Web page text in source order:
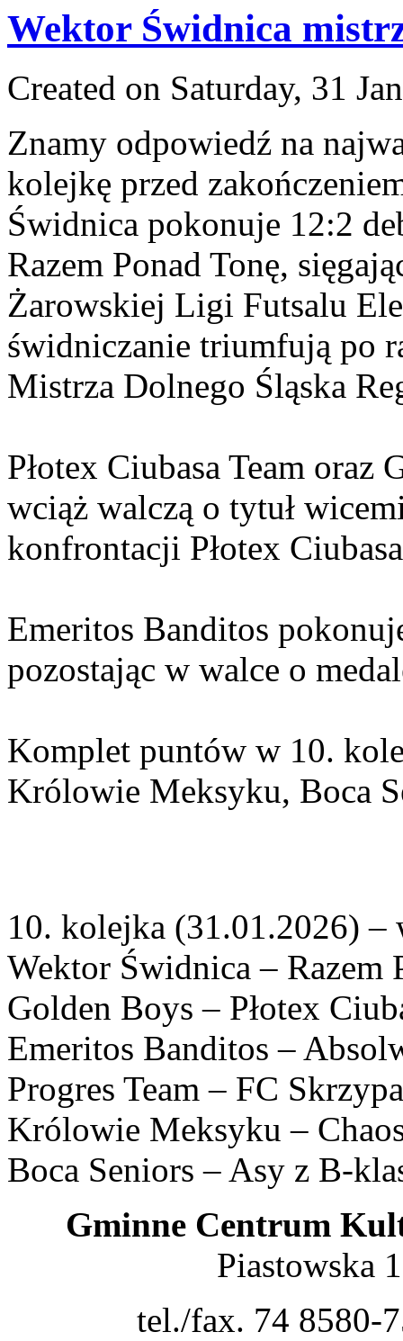
Wektor Świdnica
Created on Saturday, 31
Znamy odpowiedź na
kolejkę przed
Świdnica pokonuje 12:2
Razem Ponad Tonę,
Żarowskiej Ligi Futsalu
świdniczanie triumfują po
Mistrza Dolnego Śląska
Płotex Ciubasa Team
wciąż walczą o tytuł
konfrontacji Płotex
Emeritos Banditos
pozostając w walce o
Komplet puntów w 10.
Królowie Meksyku, Boca
10. kolejka (31.01.2026)
Wektor Świdnica – Razem
Golden Boys – Płotex
Emeritos Banditos –
Progres Team – FC
Królowie Meksyku –
Boca Seniors – Asy z B-
Gminne Centrum
Piastowska
tel./fax. 74 8580-